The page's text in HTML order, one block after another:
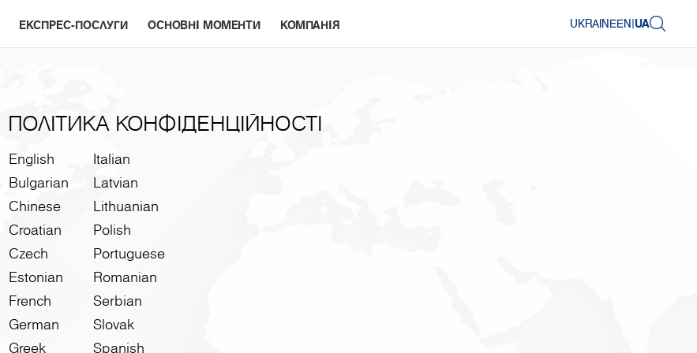
ЕКСПРЕС-ПОСЛУГИ ОСНОВНІ МОМЕНТИ КОМПАНІЯ UKRAINEEN|UA
ПОЛІТИКА КОНФІДЕНЦІЙНОСТІ
English
Bulgarian
Chinese
Croatian
Czech
Estonian
French
German
Greek
Italian
Latvian
Lithuanian
Polish
Portuguese
Romanian
Serbian
Slovak
Spanish